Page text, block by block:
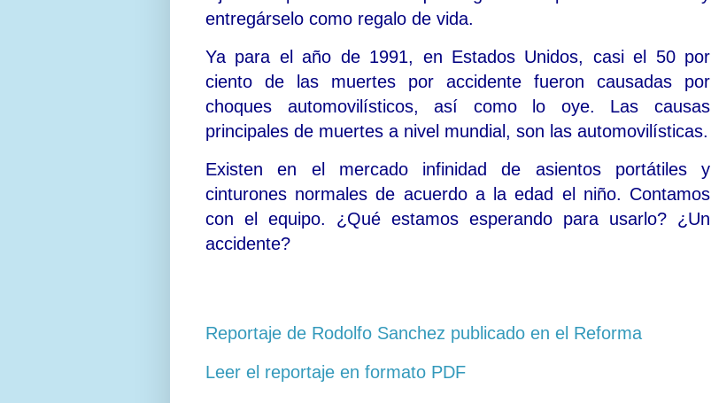
entregárselo como regalo de vida.
Ya para el año de 1991, en Estados Unidos, casi el 50 por
ciento de las muertes por accidente fueron causadas por
choques automovilísticos, así como lo oye. Las causas
principales de muertes a nivel mundial, son las automovilísticas.
Existen en el mercado infinidad de asientos portátiles y
cinturones normales de acuerdo a la edad el niño. Contamos
con el equipo. ¿Qué estamos esperando para usarlo? ¿Un
accidente?
Reportaje de Rodolfo Sanchez publicado en el Reforma
Leer el reportaje en formato PDF